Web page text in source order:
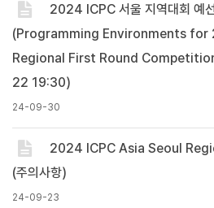
2024 ICPC 서울 지역대회 예
(Programming Environments for
Regional First Round
22 19:30)
24-09-30
2024 ICPC Asia Seoul
(주의사항)
24-09-23